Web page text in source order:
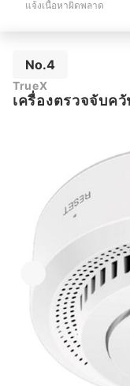
แจ้งเนื้อหาผิดพลาด
No.4
TrueX
เครื่องตรวจจับค